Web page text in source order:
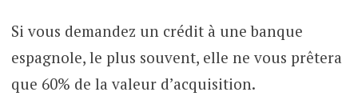
Si vous demandez un crédit à une banque
espagnole, le plus souvent, elle ne vous prêtera
que 60% de la valeur d’acquisition.